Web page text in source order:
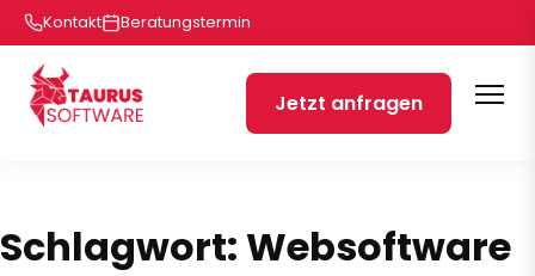
Kontakt Beratungstermin
Jetzt anfragen
Schlagwort: Websoftware